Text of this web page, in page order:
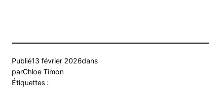
Publié13 février 2026dans
parChloe Timon
Étiquettes :